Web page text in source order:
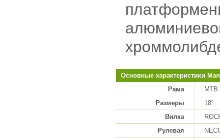
Основные характеристики
Рама
MTB
Размеры
18"
Вилка
Рулевая